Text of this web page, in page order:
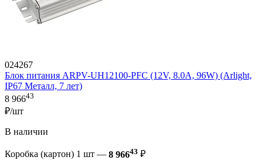
024267
Блок питания ARPV-UH12100-PFC (12V, 8.0A, 96W) (Arlight,
IP67 Металл, 7 лет)
8 96643
₽/шт
В наличии
Коробка (картон) 1 шт — 8 96643 ₽